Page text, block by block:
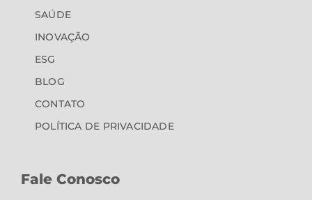
SAÚDE
INOVAÇÃO
ESG
BLOG
CONTATO
POLÍTICA DE PRIVACIDADE
Fale Conosco